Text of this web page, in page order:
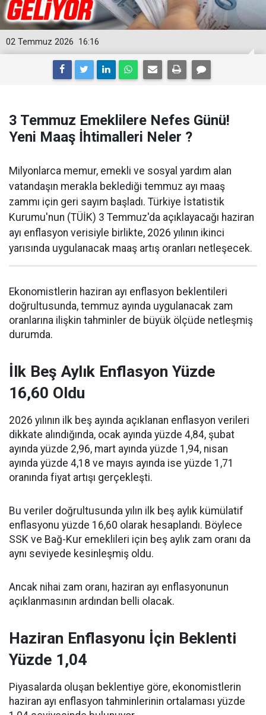
16:16
02 Temmuz 2026
3 Temmuz Emeklilere Nefes Günü!
Yeni Maaş İhtimalleri Neler ?
Milyonlarca memur, emekli ve sosyal yardım alan
vatandaşın merakla beklediği temmuz ayı maaş
zammı için geri sayım başladı. Türkiye İstatistik
Kurumu'nun (TÜİK) 3 Temmuz'da açıklayacağı haziran
ayı enflasyon verisiyle birlikte, 2026 yılının ikinci
yarısında uygulanacak maaş artış oranları netleşecek.
Ekonomistlerin haziran ayı enflasyon beklentileri
doğrultusunda, temmuz ayında uygulanacak zam
oranlarına ilişkin tahminler de büyük ölçüde netleşmiş
durumda.
İlk Beş Aylık Enflasyon Yüzde
16,60 Oldu
2026 yılının ilk beş ayında açıklanan enflasyon verileri
dikkate alındığında, ocak ayında yüzde 4,84, şubat
ayında yüzde 2,96, mart ayında yüzde 1,94, nisan
ayında yüzde 4,18 ve mayıs ayında ise yüzde 1,71
oranında fiyat artışı gerçekleşti.
Bu veriler doğrultusunda yılın ilk beş aylık kümülatif
enflasyonu yüzde 16,60 olarak hesaplandı. Böylece
SSK ve Bağ-Kur emeklileri için beş aylık zam oranı da
aynı seviyede kesinleşmiş oldu.
Ancak nihai zam oranı, haziran ayı enflasyonunun
açıklanmasının ardından belli olacak.
Haziran Enflasyonu İçin Beklenti
Yüzde 1,04
Piyasalarda oluşan beklentiye göre, ekonomistlerin
haziran ayı enflasyon tahminlerinin ortalaması yüzde